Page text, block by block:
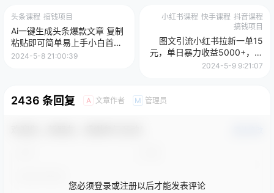
头条课程 搞钱项目
Ai一键生成头条爆款文章 复制
粘贴即可简单易上手小白首选
日入500+
2024-5-8 21:00:39
小红书课程 快手课程 抖音课程
搞钱项目
图文引流小红书拉新一单15
元，单日暴力收益5000+，小
白也能轻松上手
2024-5-9 9:21:07
2436 条回复 A 文章作者 M 管理员
您必须登录或注册以后才能发表评论